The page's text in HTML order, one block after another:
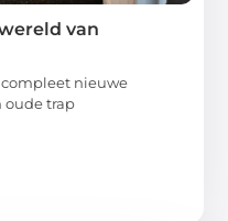
van
compleet nieuwe
oude trap